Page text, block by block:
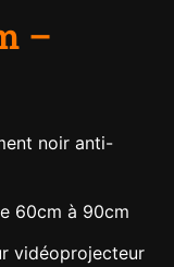
–
noir anti-
60cm à 90cm
vidéoprojecteur